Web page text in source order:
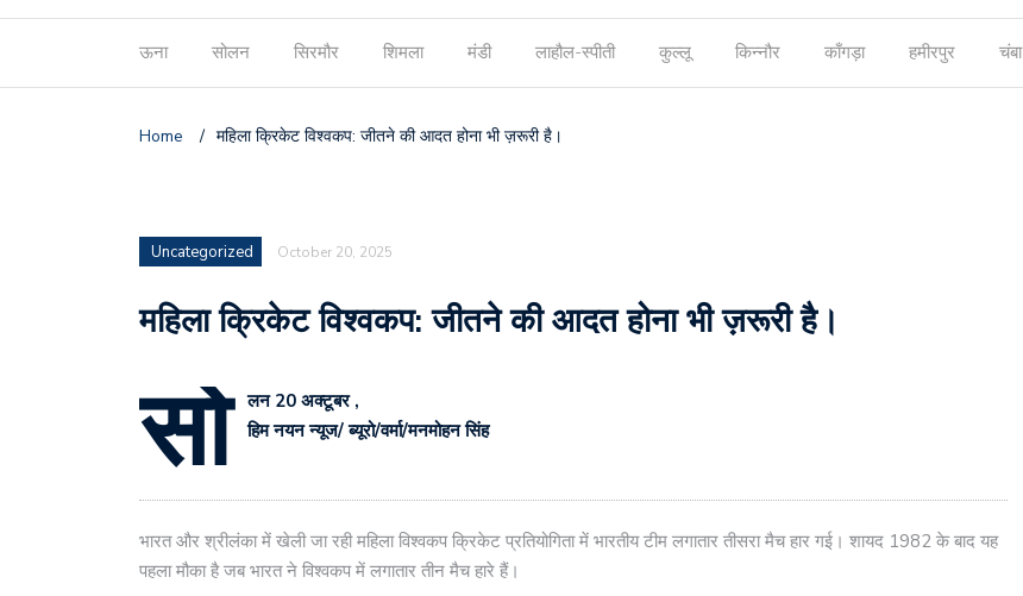
ऊना सोलन सिरमौर शिमला मंडी लाहौल-स्पीती कुल्लू किन्नौर काँगड़ा हमीरपुर चंबा
Home / महिला क्रिकेट विश्वकप: जीतने की आदत होना भी ज़रूरी है।
Uncategorized October 20, 2025
महिला क्रिकेट विश्वकप: जीतने की आदत होना भी ज़रूरी है।
सो
लन 20 अक्टूबर ,
हिम नयन न्यूज/ ब्यूरो/वर्मा/मनमोहन सिंह
भारत और श्रीलंका में खेली जा रही महिला विश्वकप क्रिकेट प्रतियोगिता में भारतीय टीम लगातार तीसरा मैच हार गई। शायद 1982 के बाद यह
पहला मौका है जब भारत ने विश्वकप में लगातार तीन मैच हारे हैं।